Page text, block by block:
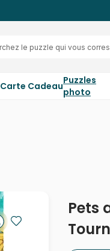
Carte CadeauPuzzles
photo
Pets